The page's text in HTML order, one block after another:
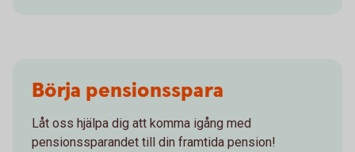
Börja pensionsspara
Låt oss hjälpa dig att komma igång med
pensionssparandet till din framtida pension!